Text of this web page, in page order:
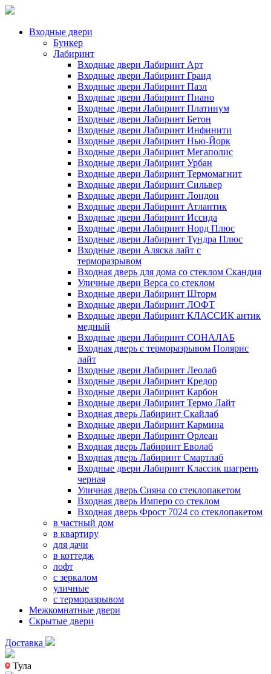
Входные двери
Бункер
Лабиринт
Входные двери Лабиринт Арт
Входные двери Лабиринт Гранд
Входные двери Лабиринт Пазл
Входные двери Лабиринт Пиано
Входные двери Лабиринт Платинум
Входные двери Лабиринт Бетон
Входные двери Лабиринт Инфинити
Входные двери Лабиринт Нью-Йорк
Входные двери Лабиринт Мегаполис
Входные двери Лабиринт Урбан
Входные двери Лабиринт Термомагнит
Входные двери Лабиринт Сильвер
Входные двери Лабиринт Лондон
Входные двери Лабиринт Атлантик
Входные двери Лабиринт Иссида
Входные двери Лабиринт Норд Плюс
Входные двери Лабиринт Тундра Плюс
Входные двери Аляска лайт с
терморазрывом
Входная дверь для дома со стеклом Скандия
Уличные двери Верса со стеклом
Входные двери Лабиринт Шторм
Входные двери Лабиринт ЛОФТ
Входные двери Лабиринт КЛАССИК антик
медный
Входные двери Лабиринт СОНАЛАБ
Входная дверь с терморазрывом Полярис
лайт
Входные двери Лабиринт Леолаб
Входные двери Лабиринт Кредор
Входные двери Лабиринт Карбон
Входные двери Лабиринт Термо Лайт
Входная дверь Лабиринт Скайлаб
Входные двери Лабиринт Кармина
Входные двери Лабиринт Орлеан
Входная дверь Лабиринт Еволаб
Входная дверь Лабиринт Смартлаб
Входные двери Лабиринт Классик шагрень
черная
Уличная дверь Сияна со стеклопакетом
Входная дверь Имперо со стеклом
Входная дверь Фрост 7024 со стеклопакетом
в частный дом
в квартиру
для дачи
в коттедж
лофт
с зеркалом
уличные
с терморазрывом
Межкомнатные двери
Скрытые двери
Доставка
Тула